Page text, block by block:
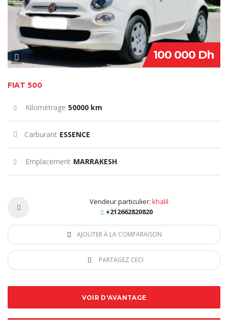
100 000 Dh
FIAT 500
Kilométrage 50000 km
Carburant ESSENCE
Emplacement MARRAKESH
Vendeur particulier: khalil
+212662820820
AJOUTER À LA COMPARAISON
PARTAGEZ CECI
VOIR D'AVANTAGE